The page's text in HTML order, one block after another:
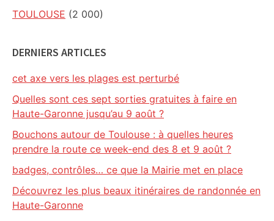
TOULOUSE (2 000)
DERNIERS ARTICLES
cet axe vers les plages est perturbé
Quelles sont ces sept sorties gratuites à faire en
Haute-Garonne jusqu’au 9 août ?
Bouchons autour de Toulouse : à quelles heures
prendre la route ce week-end des 8 et 9 août ?
badges, contrôles… ce que la Mairie met en place
Découvrez les plus beaux itinéraires de randonnée en
Haute-Garonne